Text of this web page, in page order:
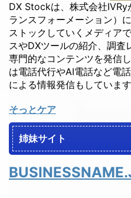
DX Stockは、株式会社IVRy
ランスフォーメーション）
ストックしていくメディア
スやDXツールの紹介、調査
専門的なコンテンツを発信
は電話代行やAI電話など電
による情報発信もしています
そっとケア
姉妹サイト